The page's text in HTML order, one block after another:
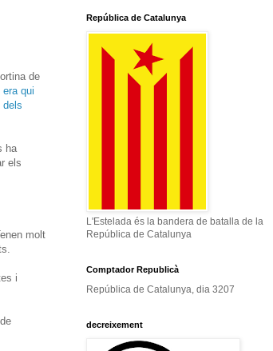
de
era qui
dels
ha
els
molt
i
República de Catalunya
L'Estelada és la bandera de batalla de la
República de Catalunya
Comptador Republicà
República de Catalunya, dia 3207
decreixement